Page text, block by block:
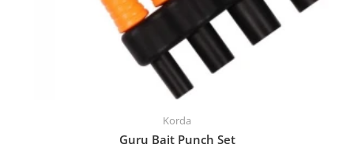
Korda
Guru Bait Punch Set